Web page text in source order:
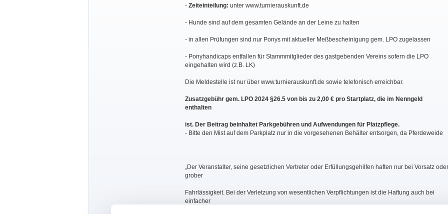
- Zeiteinteilung: unter www.turnierauskunft.de
- Hunde sind auf dem gesamten Gelände an der Leine zu halten
- in allen Prüfungen sind nur Ponys mit aktueller Meßbescheinigung gem. LPO zugelassen
- Ponyhandicaps entfallen für Stammmitglieder des gastgebenden Vereins sofern die LPO
eingehalten wird (z.B. LK)
Die Meldestelle ist nur über www.turnierauskunft.de sowie telefonisch erreichbar.
Zusatzgebühr gem. LPO 2024 §26.5 von bis zu 2,00 € pro Startplatz, die im Nenngeld
enthalten
ist. Der Beitrag beinhaltet Parkgebühren und Aufwendungen für Platzpflege.
- Bitte den Mist auf dem Parkplatz nur in die vorgesehenen Behälter entsorgen, da Pferdeweide
„Der Veranstalter, seine gesetzlichen Vertreter oder Erfüllungsgehilfen haften nur bei Vorsatz oder
grober
Fahrlässigkeit. Bei der Verletzung von wesentlichen Verpflichtungen ist die Haftung auch bei
einfacher